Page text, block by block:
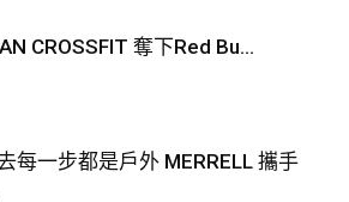
CROSSFIT 奪下Red Bu...
每一步都是戶外 MERRELL 攜手